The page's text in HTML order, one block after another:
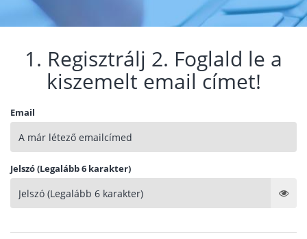
1. Regisztrálj 2. Foglald le a
kiszemelt email címet!
Email
Jelszó (Legalább 6 karakter)